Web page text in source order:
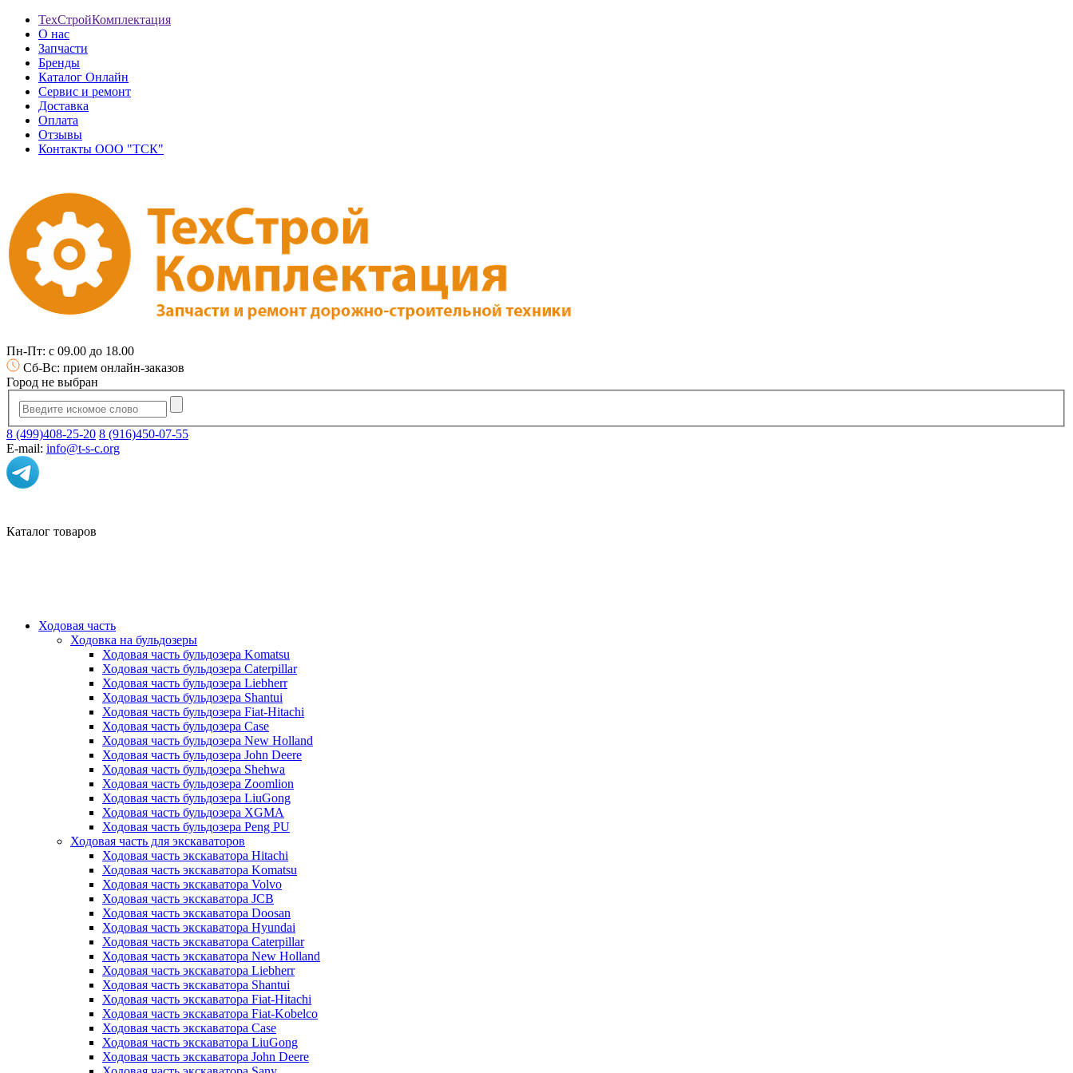
ТехСтройКомплектация
О нас
Запчасти
Бренды
Каталог Онлайн
Сервис и ремонт
Доставка
Оплата
Отзывы
Контакты ООО "ТСК"
Пн-Пт: с 09.00 до 18.00
Сб-Вс: прием онлайн-заказов
Город не выбран
8 (499)408-25-20 8 (916)450-07-55
E-mail: info@t-s-c.org
Каталог товаров
Ходовая часть
Ходовка на бульдозеры
Ходовая часть бульдозера Komatsu
Ходовая часть бульдозера Caterpillar
Ходовая часть бульдозера Liebherr
Ходовая часть бульдозера Shantui
Ходовая часть бульдозера Fiat-Hitachi
Ходовая часть бульдозера Case
Ходовая часть бульдозера New Holland
Ходовая часть бульдозера John Deere
Ходовая часть бульдозера Shehwa
Ходовая часть бульдозера Zoomlion
Ходовая часть бульдозера LiuGong
Ходовая часть бульдозера XGMA
Ходовая часть бульдозера Peng PU
Ходовая часть для экскаваторов
Ходовая часть экскаватора Hitachi
Ходовая часть экскаватора Komatsu
Ходовая часть экскаватора Volvo
Ходовая часть экскаватора JCB
Ходовая часть экскаватора Doosan
Ходовая часть экскаватора Hyundai
Ходовая часть экскаватора Caterpillar
Ходовая часть экскаватора New Holland
Ходовая часть экскаватора Liebherr
Ходовая часть экскаватора Shantui
Ходовая часть экскаватора Fiat-Hitachi
Ходовая часть экскаватора Fiat-Kobelco
Ходовая часть экскаватора Case
Ходовая часть экскаватора LiuGong
Ходовая часть экскаватора John Deere